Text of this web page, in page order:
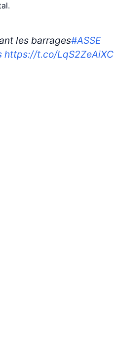
les barrages#ASSE
https://t.co/LqS2ZeAiXC